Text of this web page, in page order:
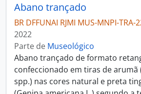
Abano trançado
BR DFFUNAI RJMI MUS-MNPI-TRA-
2022
Parte de Museológico
Abano trançado de formato
confeccionado em tiras de arumã
spp.) nas cores natural e preta